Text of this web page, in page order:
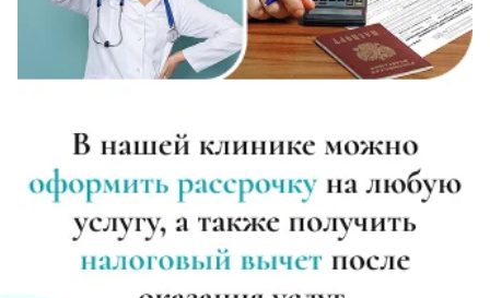
Лечение похмелья
от 1 100 ₽ Записаться
от 1 450 ₽ Записаться
Прокапаться от алкоголя
от 1 450 ₽ Записаться